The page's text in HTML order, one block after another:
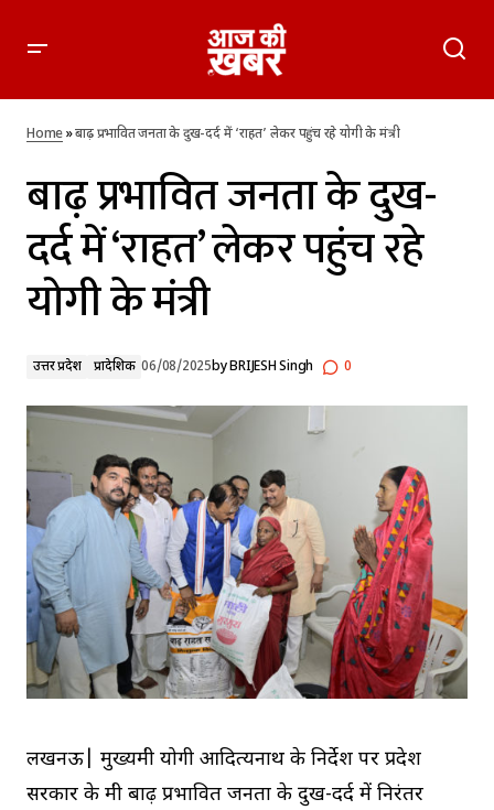
बाढ़ प्रभावित जनता के दुख-दर्द में ‘राहत’ लेकर पहुंच रहे योगी के मंत्री
Home»बाढ़ प्रभावित जनता के दुख-दर्द में ‘राहत’ लेकर पहुंच रहे योगी के मंत्री
बाढ़ प्रभावित जनता के दुख-
दर्द में ‘राहत’ लेकर पहुंच रहे
योगी के मंत्री
उत्तर प्रदेश प्रादेशिक 06/08/2025byBRIJESH Singh 0
लखनऊ| मुख्यमंत्री योगी आदित्यनाथ के निर्देश पर प्रदेश
सरकार के मंत्री बाढ़ प्रभावित जनता के दुख-दर्द में निरंतर